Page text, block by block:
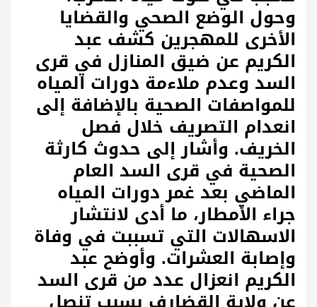
وحول الوضع الصحي والقضايا
الأخرى للمهجرين كشف عبد
الكريم عن ضيق المنازل في قرى
السد وعدم ملاءمة دورات المياه
للمواصفات الصحية بالإضافة إلى
انعدام التصريف خلال فصل
الخريف. وأشار إلى حدوث كارثة
الصحية في قرى السد العام
الماضي بعد غمر دورات المياه
جراء الأمطار، ما أدى لانتشار
الاسهالات التي تسببت في وفاة
وإصابة العشرات. وأوضح عبد
الكريم انعزال عدد من قرى السد